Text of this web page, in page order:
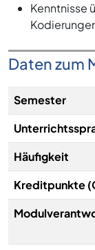
Kenntnisse
Daten zum
Semester
Häufigkeit
Kreditpunkte